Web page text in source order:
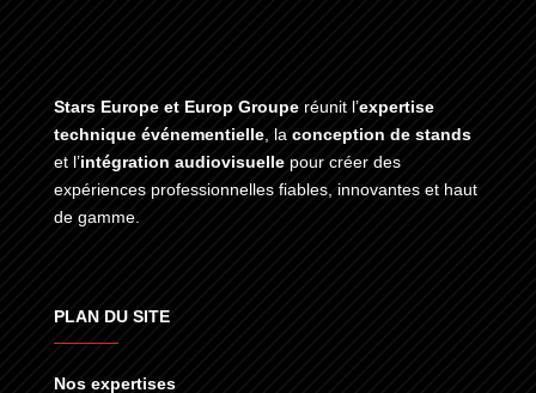
Stars Europe et Europ Groupe réunit l’expertise
technique événementielle, la conception de stands
et l’intégration audiovisuellepour créer des
expériences professionnelles fiables, innovantes et haut
de gamme.
PLAN DU SITE
Nos expertises